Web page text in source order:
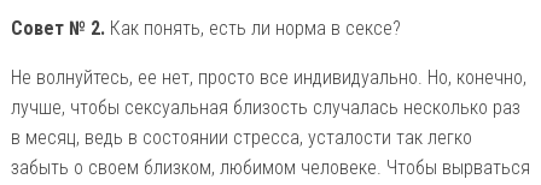
Совет № 2.Как понять, есть ли норма в сексе?
Не волнуйтесь, ее нет, просто все индивидуально. Но, конечно,
лучше, чтобы сексуальная близость случалась несколько раз
в месяц, ведь в состоянии стресса, усталости так легко
забыть о своем близком, любимом человеке. Чтобы вырваться